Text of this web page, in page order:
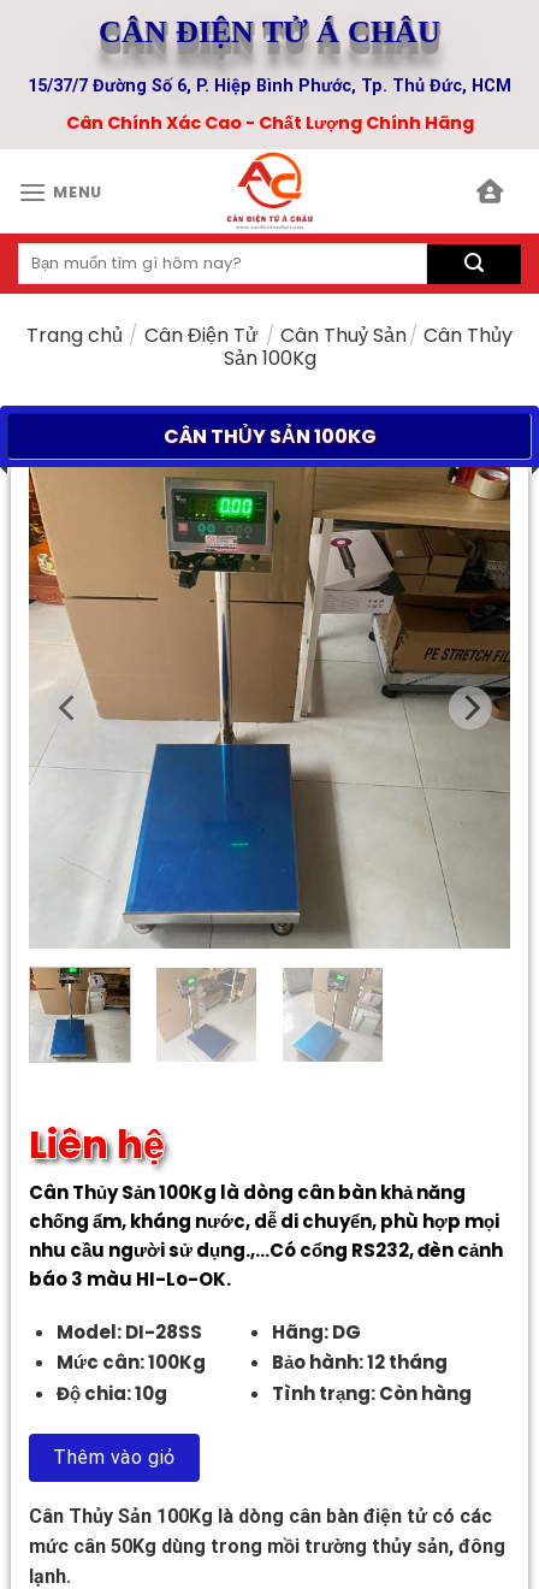
content
CÂN ĐIỆN TỬ Á CHÂU
15/37/7 Đường Số 6, P. Hiệp Bình Phước, Tp. Thủ Đức, HCM
Cân Chính Xác Cao - Chất Lượng Chính Hãng
MENU
Tìm
kiếm:
Trang chủ / Cân Điện Tử / Cân Thuỷ Sản/ Cân Thủy
Sản 100Kg
CÂN THỦY SẢN 100KG
Liên hệ
Cân Thủy Sản 100Kg là dòng cân bàn khả năng
chống ẩm, kháng nước, dễ di chuyển, phù hợp mọi
nhu cầu người sử dụng.,…Có cổng RS232, đèn cảnh
báo 3 màu HI-Lo-OK.
Model: DI-28SS
Mức cân: 100Kg
Độ chia: 10g
Hãng: DG
Bảo hành: 12 tháng
Tình trạng: Còn hàng
Thêm vào giỏ
Cân Thủy Sản 100Kg là dòng cân bàn điện tử có các
mức cân 50Kg dùng trong mồi trường thủy sản, đông
lạnh.